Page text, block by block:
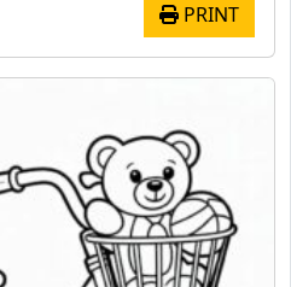
PRINT